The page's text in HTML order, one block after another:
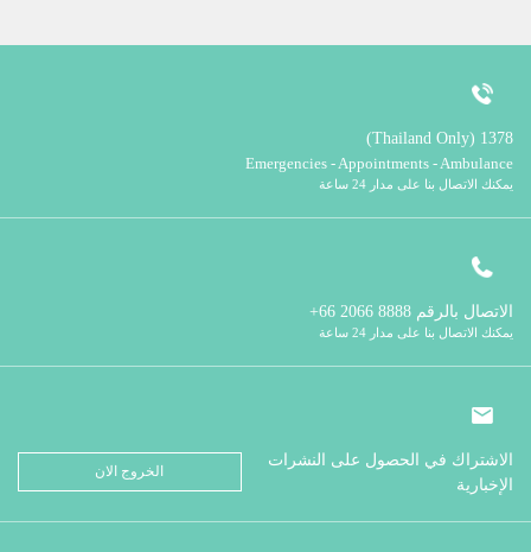
1378 (Thailand Only)
Emergencies - Appointments - Ambulance
يمكنك الاتصال بنا على مدار 24 ساعة
الاتصال بالرقم
يمكنك الاتصال بنا على مدار 24 ساعة
الاشتراك في الحصول على النشرات
الإخبارية
الخروج الان